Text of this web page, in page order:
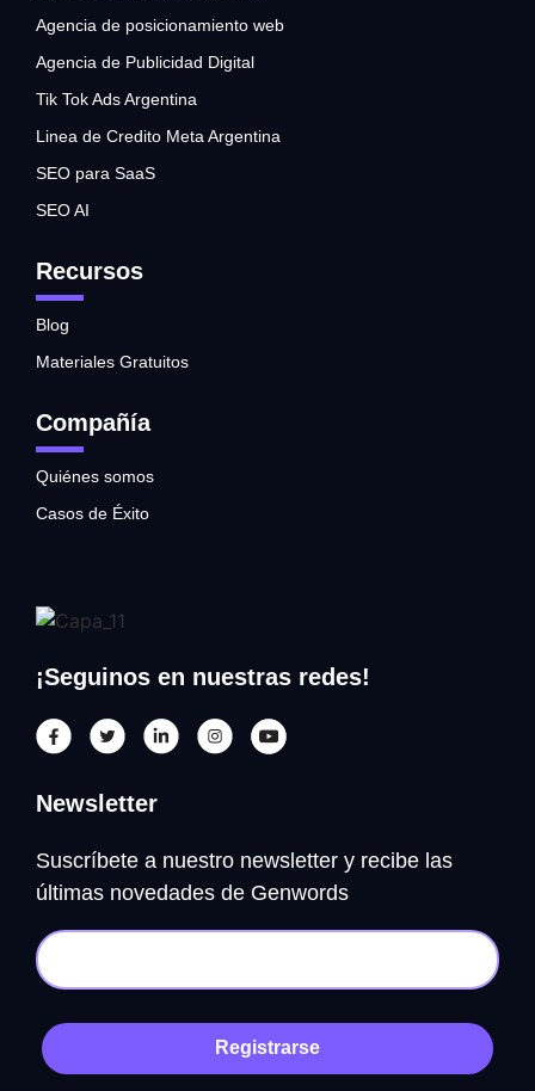
Agencia de posicionamiento web
Agencia de Publicidad Digital
Tik Tok Ads Argentina
Linea de Credito Meta Argentina
SEO para SaaS
SEO AI
Recursos
Blog
Materiales Gratuitos
Compañía
Quiénes somos
Casos de Éxito
¡Seguinos en nuestras redes!
Newsletter
Suscríbete a nuestro newsletter y recibe las
últimas novedades de Genwords
Registrarse